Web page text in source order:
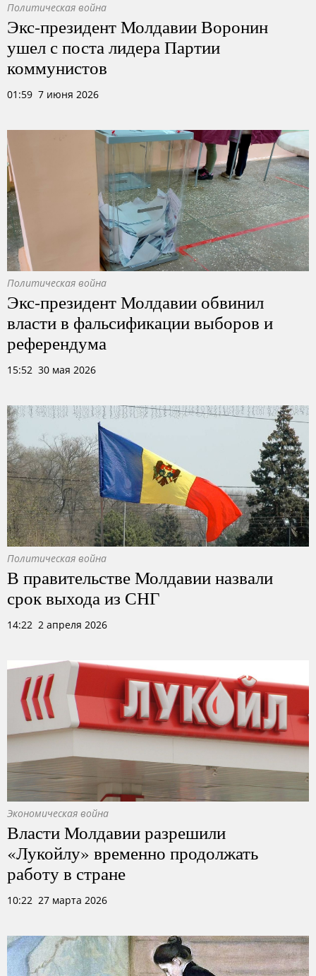
Политическая война
Экс-президент Молдавии Воронин
ушел с поста лидера Партии
коммунистов
01:59 7 июня 2026
Политическая война
Экс-президент Молдавии обвинил
власти в фальсификации выборов и
референдума
15:52 30 мая 2026
Политическая война
В правительстве Молдавии назвали
срок выхода из СНГ
14:22 2 апреля 2026
Экономическая война
Власти Молдавии разрешили
«Лукойлу» временно продолжать
работу в стране
10:22 27 марта 2026